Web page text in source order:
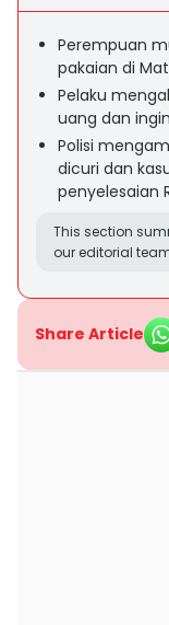
Perempuan
pakaian di
Pelaku
uang dan
Polisi
dicuri dan
penyelesaian
This section
our editorial
Share Article